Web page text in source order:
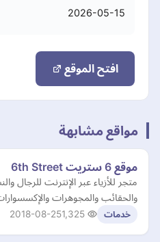
2026-05-15
افتح الموقع
مواقع مشابهة
موقع 6 ستريت 6th Street
متجر للأزياء عبر الإنترنت للرجال
والحقائب والمجوهرات
خدمات 2018-08-25